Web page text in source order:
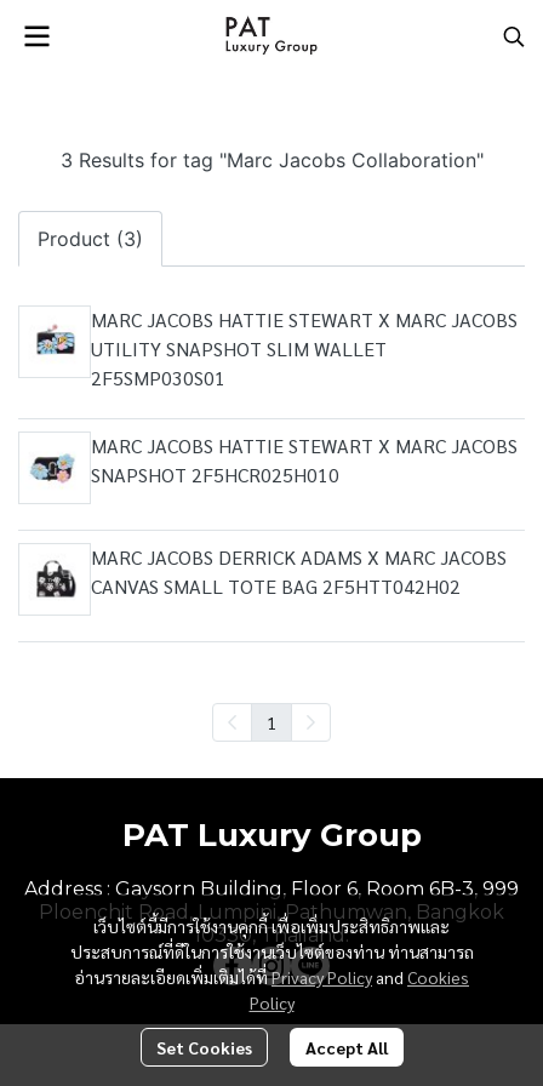
3 Results for tag "Marc Jacobs Collaboration"
Product (3)
MARC JACOBS HATTIE STEWART X MARC JACOBS
UTILITY SNAPSHOT SLIM WALLET
2F5SMP030S01
MARC JACOBS HATTIE STEWART X MARC JACOBS
SNAPSHOT 2F5HCR025H010
MARC JACOBS DERRICK ADAMS X MARC JACOBS
CANVAS SMALL TOTE BAG 2F5HTT042H02
1
เว็บไซต์นี้มีการใช้งานคุกกี้ เพื่อเพิ่มประสิทธิภาพและ
ประสบการณ์ที่ดีในการใช้งานเว็บไซต์ของท่าน ท่านสามารถ
อ่านรายละเอียดเพิ่มเติมได้ที่Privacy Policy and Cookies
Policy
Set Cookies Accept All
PAT Luxury Group
Address : Gaysorn Building, Floor 6, Room 6B-3, 999
Ploenchit Road, Lumpini, Pathumwan, Bangkok
10330, Thailand.